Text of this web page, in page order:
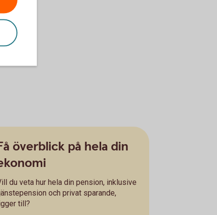
överblick på hela din
du veta hur hela din pension, inklusive
och privat sparande,
till?